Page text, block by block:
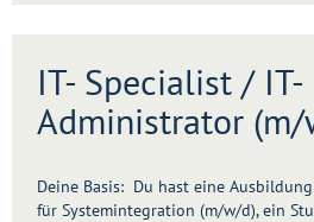
IT- Specialist / IT-
Administrator
Deine Basis: Du hast eine
für Systemintegration (m/w/d), ein